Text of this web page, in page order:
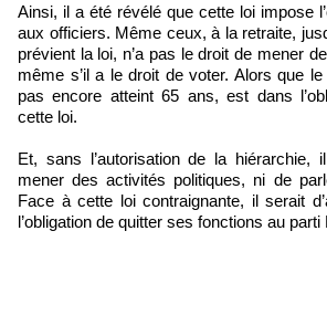
Ainsi, il a été révélé que cette loi impose
aux officiers. Même ceux, à la retraite,
prévient la loi, n’a pas le droit de mener
même s’il a le droit de voter. Alors que le
pas encore atteint 65 ans, est dans
cette loi.
Et, sans l’autorisation de la hiérarchie,
mener des activités politiques, ni de
Face à cette loi contraignante, il serait
l’obligation de quitter ses fonctions au parti